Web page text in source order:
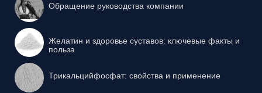
Обращение руководства компании
Желатин и здоровье суставов: ключевые факты и
польза
Трикальцийфосфат: свойства и применение